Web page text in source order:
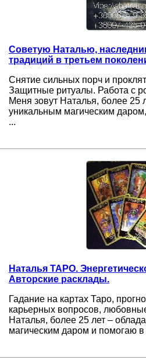
Советую Наталью,
традиций в третьем
Снятие сильных порч и
Защитные ритуалы. Работа с
Меня зовут Наталья, более 25
уникальным магическим
...
Наталья ТАРО.
Авторские расклады.
Гадание на картах Таро,
карьерных вопросов,
Наталья, более 25 лет –
магическим даром и помогаю